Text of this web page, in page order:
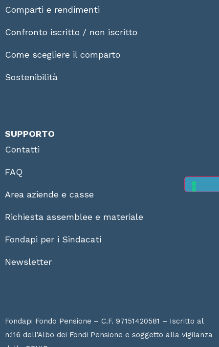
Comparti e rendimenti
Confronto iscritto / non iscritto
Come scegliere il comparto
Sostenibilità
SUPPORTO
Contatti
FAQ
Area aziende e casse
Richiesta assemblee e materiale
Fondapi per i Sindacati
Newsletter
Fondapi Fondo Pensione – C.F. 97151420581 – Iscritto al
n.116 dell’Albo dei Fondi Pensione e soggetto alla vigilanza